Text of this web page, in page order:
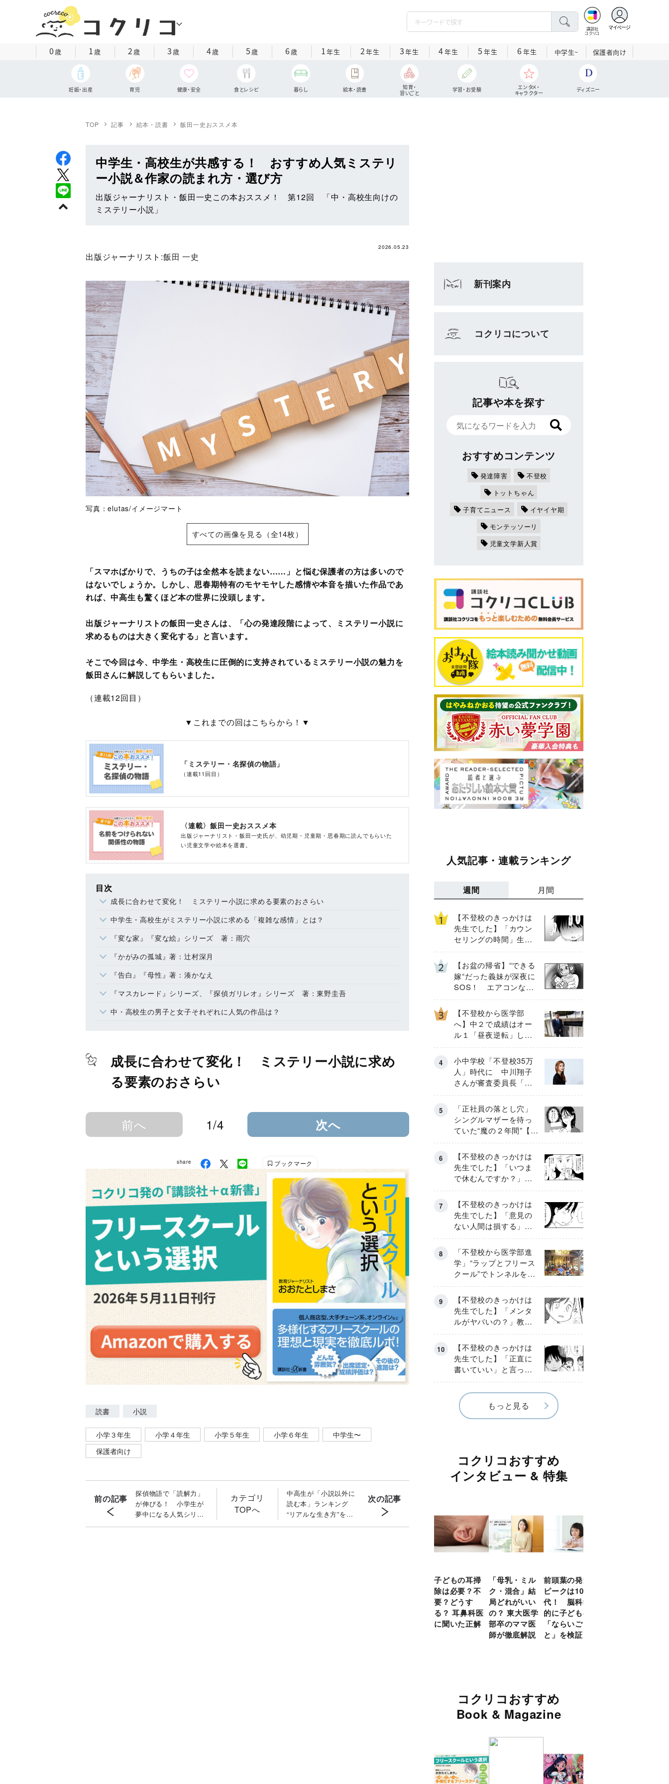
講談社
コクリコ
マイページ
0歳 1歳 2歳 3歳 4歳 5歳 6歳 1年生 2年生 3年生 4年生 5 年生 6 年生 中学生~ 保護者向け
妊娠・出産 育児 健康・安全 食とレシピ 暮らし 絵本・読書
知育・
習いごと
学習・お受験
エンタメ・
キャラクター
ディズニー
TOP 記事 絵本・読書 飯田一史おススメ本
中学生・高校生が共感する！ おすすめ人気ミステリ
ー小説＆作家の読まれ方・選び方
出版ジャーナリスト・飯田一史この本おススメ！ 第12回 「中・高校生向けの
ミステリー小説」
2026.05.23
出版ジャーナリスト:飯田 一史
写真：elutas/イメージマート
すべての画像を見る（全14枚）
「スマホばかりで、うちの子は全然本を読まない……」と悩む保護者の方は多いので
はないでしょうか。しかし、思春期特有のモヤモヤした感情や本音を描いた作品であ
れば、中高生も驚くほど本の世界に没頭します。
出版ジャーナリストの飯田一史さんは、「心の発達段階によって、ミステリー小説に
求めるものは大きく変化する」と言います。
そこで今回は今、中学生・高校生に圧倒的に支持されているミステリー小説の魅力を
飯田さんに解説してもらいました。
（連載12回目）
▼これまでの回はこちらから！▼
「ミステリー・名探偵の物語」
（連載11回目）
〈連載〉飯田一史おススメ本
出版ジャーナリスト・飯田一史氏が、幼児期・児童期・思春期に読んでもらいた
い児童文学や絵本を選書。
目次
成長に合わせて変化！ ミステリー小説に求める要素のおさらい
中学生・高校生がミステリー小説に求める「複雑な感情」とは？
『変な家』『変な絵』シリーズ 著：雨穴
『かがみの孤城』著：辻村深月
『告白』『母性』著：湊かなえ
『マスカレード』シリーズ、『探偵ガリレオ』シリーズ 著：東野圭吾
中・高校生の男子と女子それぞれに人気の作品は？
成長に合わせて変化！ ミステリー小説に求め
る要素のおさらい
前へ 1/4 次へ
share ブックマーク
読書 小説
小学３年生 小学４年生 小学５年生 小学６年生
中学生〜
保護者向け
前の記事
探偵物語で「読解力」
が伸びる！ 小学生が
夢中になる人気シリー
ズはコレだ！
カテゴリ
TOPへ
中高生が「小説以外に
読む本」ランキング
“リアルな生き方”を求
める「韓国エッセイ」
次の記事
新刊案内
コクリコについて
記事や本を探す
おすすめコンテンツ
発達障害
不登校
トットちゃん
子育てニュース
イヤイヤ期
モンテッソーリ
児童文学新人賞
人気記事・連載ランキング
週間 月間
【不登校のきっかけは
先生でした】「カウン
セリングの時間」生徒
の情報をバラしたの
は…《第２話》
【お盆の帰省】“できる
嫁“だった義妹が深夜に
SOS！ エアコンな
し・肉禁止の義実家ル
ールに変化が…〈後
編〉
【不登校から医学部
へ】中２で成績はオー
ル１「昼夜逆転」した
わが子を”夜遊び”に連れ
出した母の気づき
小中学校「不登校35万
人」時代に 中川翔子
さんが審査委員長「不
登校生動画甲子園
2026」が開催
「正社員の落とし穴」
シングルマザーを待っ
ていた“魔の２年間”【後
編】
【不登校のきっかけは
先生でした】「いつま
で休むんですか？」追
い詰められる母と息子
《第６話》
【不登校のきっかけは
先生でした】「意見の
ない人間は損する」担
任の一言が苦しみに…
《第１話》
「不登校から医学部進
学」“ラップとフリース
クール”でトンネルを脱
して高校受験へ〔元野
球少年の実話〕
【不登校のきっかけは
先生でした】「メンタ
ルがヤバいの？」教室
で始まった悪ふざけ
《第３話》
【不登校のきっかけは
先生でした】「正直に
書いていい」と言った
のに…信じた言葉は噓
だった《第４話》
もっと見る
コクリコおすすめ
インタビュー & 特集
子どもの耳掃
除は必要？不
要？どうす
る？ 耳鼻科医
に聞いた正解
「母乳・ミル
ク・混合」結
局どれがいい
の？ 東大医学
部卒のママ医
師が徹底解説
前頭葉の発達
ピークは10
代！ 脳科学
的に子どもの
「ならいご
と」を検証
コクリコおすすめ
Book & Magazine